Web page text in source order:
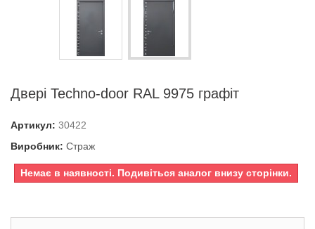
Двері Techno-door RAL 9975 графіт
Артикул: 30422
Виробник: Страж
Немає в наявності. Подивіться аналог внизу сторінки.